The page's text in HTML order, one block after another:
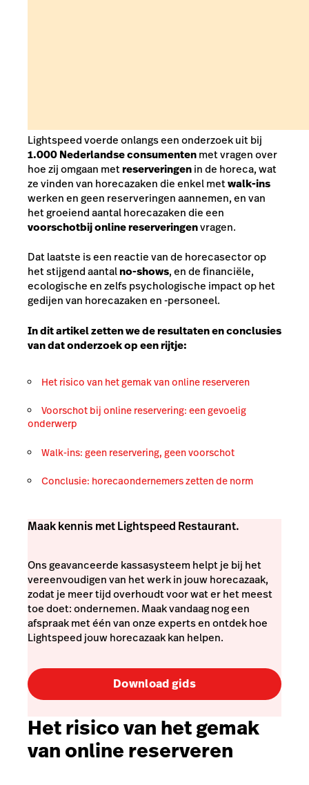
Lightspeed voerde onlangs een onderzoek uit bij
1.000 Nederlandse consumentenmet vragen over
hoe zij omgaan metreserveringenin de horeca, wat
ze vinden van horecazaken die enkel metwalk-ins
werken en geen reserveringen aannemen, en van
het groeiend aantal horecazaken die een
voorschotbij online reserveringenvragen.
Dat laatste is een reactie van de horecasector op
het stijgend aantalno-shows, en de financiële,
ecologische en zelfs psychologische impact op het
gedijen van horecazaken en -personeel.
In dit artikel zetten we de resultaten en conclusies
van dat onderzoek op een rijtje:
Het risico van het gemak van online reserveren
Voorschot bij online reservering: een gevoelig
onderwerp
Walk-ins: geen reservering, geen voorschot
Conclusie: horecaondernemers zetten de norm
Maak kennis met Lightspeed Restaurant.
Ons geavanceerde kassasysteem helpt je bij het
vereenvoudigen van het werk in jouw horecazaak,
zodat je meer tijd overhoudt voor wat er het meest
toe doet: ondernemen. Maak vandaag nog een
afspraak met één van onze experts en ontdek hoe
Lightspeed jouw horecazaak kan helpen.
Download gids
Het risico van het gemak
van online reserveren